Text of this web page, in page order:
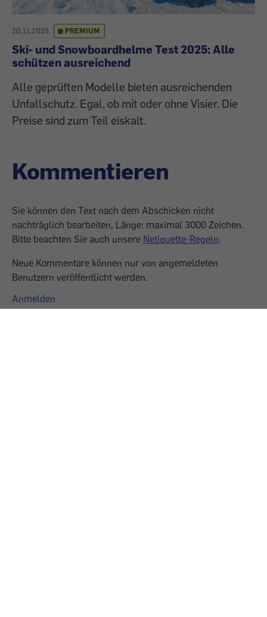
20.11.2025 PREMIUM
Ski- und Snowboardhelme Test 2025: Alle
schützen ausreichend
Alle geprüften Modelle bieten ausreichenden
Unfallschutz. Egal, ob mit oder ohne Visier. Die
Preise sind zum Teil eiskalt.
Kommentieren
Sie können den Text nach dem Abschicken nicht
nachträglich bearbeiten, Länge: maximal 3000 Zeichen.
Bitte beachten Sie auch unsere Netiquette-Regeln.
Neue Kommentare können nur von angemeldeten
Benutzern veröffentlicht werden.
Anmelden